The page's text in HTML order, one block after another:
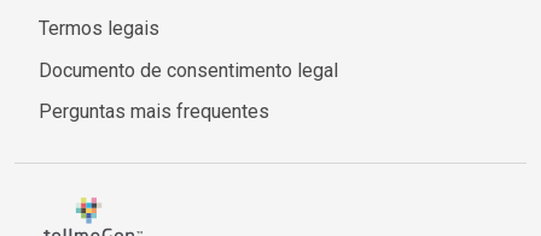
Termos legais
Documento de consentimento legal
Perguntas mais frequentes